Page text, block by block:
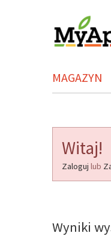
MAGAZYN
Witaj!
Zaloguj lub
Wyniki